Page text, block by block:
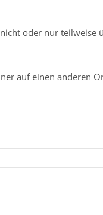
oder nur teilweise
auf einen anderen